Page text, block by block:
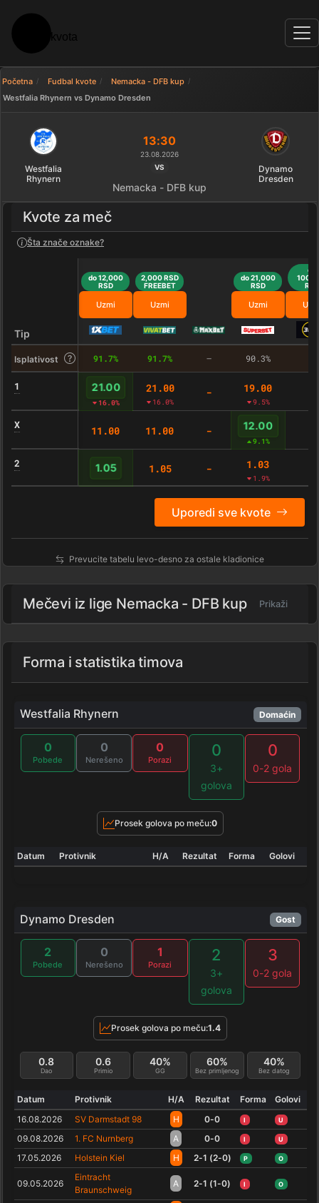
Početna Fudbal kvote
Nemacka - DFB kup
Westfalia Rhynern vs Dynamo Dresden
Uporedi kvote: Westfalia
Westfalia
Rhynern
13:30
23.08.2026
VS
Dynamo
Dresden
Nemacka - DFB kup
Kvote za meč
Šta znače oznake?
Tip
do 12,000
RSD
Uzmi
2,000 RSD
FREEBET
Uzmi
do 21,000
RSD
Uzmi
do
RSD
Isplativost 91.7% 91.7% – 90.3%
1 21.00
16.0%
21.00
16.0%
- 19.00
9.5%
X 11.00 11.00 - 12.00
9.1%
2 1.05 1.05 - 1.03
1.9%
Uporedi sve kvote
Prevucite tabelu levo-desno za ostale kladionice
Mečevi iz lige Nemacka - DFB kup Prikaži
Forma i statistika timova
Westfalia Rhynern Domaćin
0
Pobede
0
Nerešeno
0
Porazi
0
3+
golova
0
0-2 gola
Prosek golova po meču:0
Datum Protivnik H/A Rezultat Forma Golovi
Dynamo Dresden Gost
2
Pobede
0
Nerešeno
1
Porazi
2
3+
golova
3
0-2 gola
Prosek golova po meču:1.4
Dao
0.8
Primio
0.6
GG
40%
Bez primljenog
60%
Bez datog
40%
Datum Protivnik H/A Rezultat Forma
Golovi
16.08.2026
SV Darmstadt 98 H 0-0 I U
09.08.2026 1. FC Nurnberg A 0-0 I U
17.05.2026 Holstein Kiel H 2-1 (2-0) P O
09.05.2026
Eintracht
Braunschweig
A 2-1 (1-0) I O